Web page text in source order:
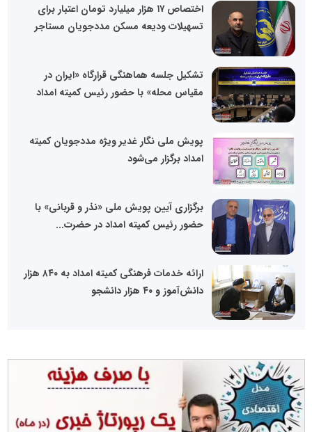
اختصاص ۱۷ هزار میلیارد تومان اعتبار برای
تسهیلات ودیعه مسکن مددجویان مستاجر
تشکیل جلسه هماهنگی قرارگاه «ایران در
مقیاس محله» با حضور رئیس کمیته امداد
پویش ملی نگار غدیر ویژه مددجویان کمیته
امداد برگزار می‌شود
برگزاری آیین پویش ملی «نذر و قربانی» با
حضور رئیس کمیته امداد در حضرت...
ارائه خدمات فرهنگی کمیته امداد به ۸۴۰ هزار
دانش‌آموز و ۴۰ هزار دانشجو